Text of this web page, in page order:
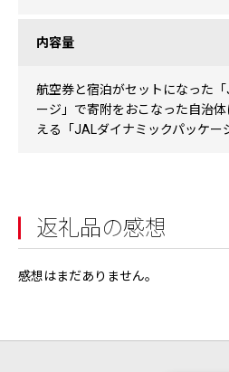
内容量
航空券と宿泊がセットになった
ージ」で寄附をおこなった自治
える「JALダイナミックパッケー
返礼品の感想
感想はまだありません。